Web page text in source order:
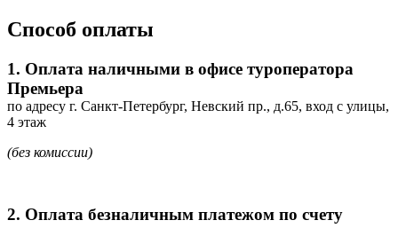
Способ оплаты
1. Оплата наличными в офисе туроператора
Премьера
по адресу г. Санкт-Петербург, Невский пр., д.65, вход с улицы,
4 этаж
(без комиссии)
2. Оплата безналичным платежом по счету